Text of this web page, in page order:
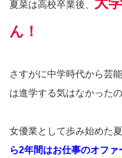
夏菜は高校卒業後、
ん！
さすがに中学時代から芸
は進学する気はなかった
女優業として歩み始めた
ら2年間はお仕事のオフ